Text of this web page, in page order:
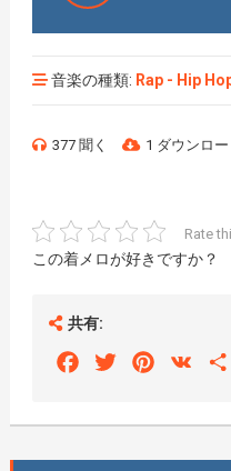
音楽の種類: Rap - Hip
377 聞く 1 ダウンロ
Rate
この着メロが好きですか？
共有:
FacebookTwitterPinterest
VK